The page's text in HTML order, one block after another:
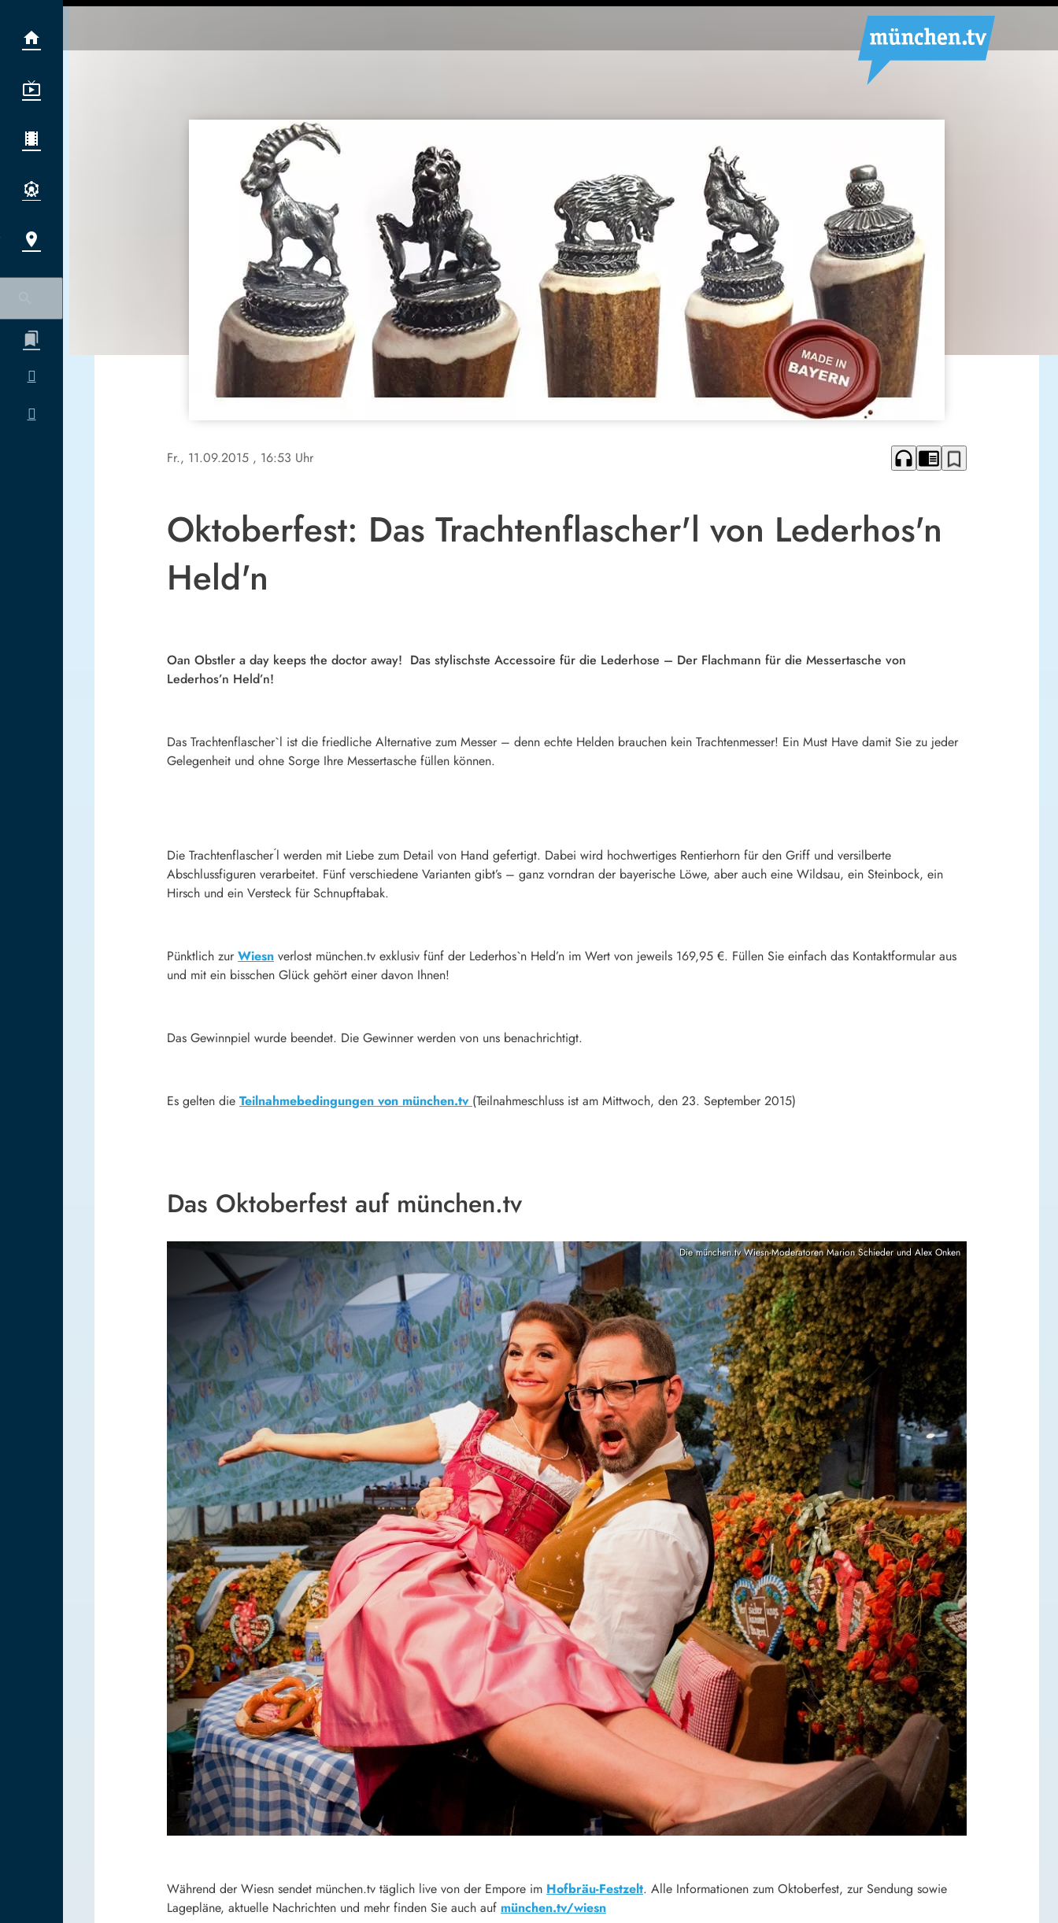
Fr., 11.09.2015 , 16:53 Uhr headphones chrome_reader_mode bookmark_border
Oktoberfest: Das Trachtenflascher'l von Lederhos'n
Held'n
Oan Obstler a day keeps the doctor away! Das stylischste Accessoire für die Lederhose – Der Flachmann für die Messertasche von
Lederhos’n Held’n!
Das Trachtenflascher`l ist die friedliche Alternative zum Messer – denn echte Helden brauchen kein Trachtenmesser! Ein Must Have damit Sie zu jeder
Gelegenheit und ohne Sorge Ihre Messertasche füllen können.
Die Trachtenflascher ́l werden mit Liebe zum Detail von Hand gefertigt. Dabei wird hochwertiges Rentierhorn für den Griff und versilberte
Abschlussfiguren verarbeitet. Fünf verschiedene Varianten gibt’s – ganz vorndran der bayerische Löwe, aber auch eine Wildsau, ein Steinbock, ein
Hirsch und ein Versteck für Schnupftabak.
Pünktlich zur Wiesn verlost münchen.tv exklusiv fünf der Lederhos`n Held’n im Wert von jeweils 169,95 €. Füllen Sie einfach das Kontaktformular aus
und mit ein bisschen Glück gehört einer davon Ihnen!
Das Gewinnpiel wurde beendet. Die Gewinner werden von uns benachrichtigt.
Es gelten die Teilnahmebedingungen von münchen.tv (Teilnahmeschluss ist am Mittwoch, den 23. September 2015)
Das Oktoberfest auf münchen.tv
Die münchen.tv Wiesn-Moderatoren Marion Schieder und Alex Onken
Während der Wiesn sendet münchen.tv täglich live von der Empore im Hofbräu-Festzelt. Alle Informationen zum Oktoberfest, zur Sendung sowie
Lagepläne, aktuelle Nachrichten und mehr finden Sie auch auf münchen.tv/wiesn